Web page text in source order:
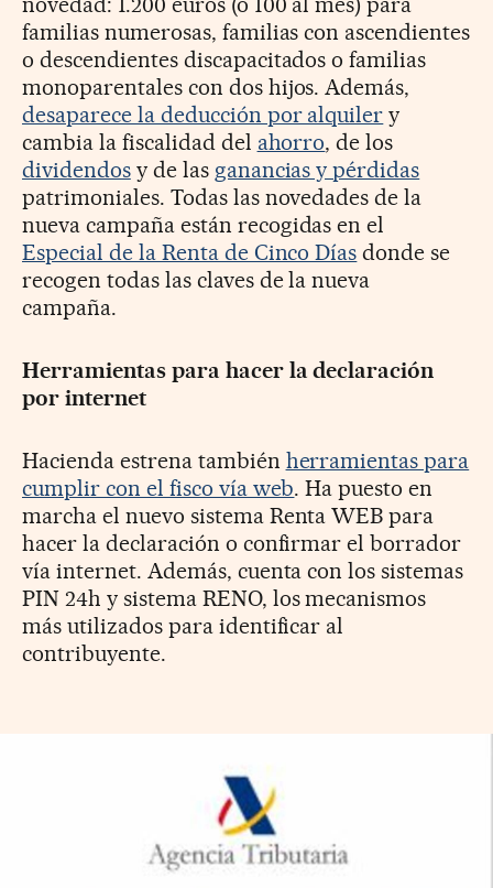
familias numerosas, familias con ascendientes
o descendientes discapacitados o familias
monoparentales con dos hijos. Además,
desaparece la deducción por alquiler y
cambia la fiscalidad del ahorro, de los
dividendosy de las ganancias y pérdidas
patrimoniales. Todas las novedades de la
nueva campaña están recogidas en el
Especial de la Renta de Cinco Días donde se
recogen todas las claves de la nueva
campaña.
Herramientas para hacer la declaración
por internet
Hacienda estrena también herramientas para
cumplir con el fisco vía web. Ha puesto en
marcha el nuevo sistema Renta WEB para
hacer la declaración o confirmar el borrador
vía internet. Además, cuenta con los sistemas
PIN 24h y sistema RENO, los mecanismos
más utilizados para identificar al
contribuyente.